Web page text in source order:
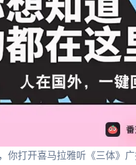
你打开喜马拉雅听《三体》